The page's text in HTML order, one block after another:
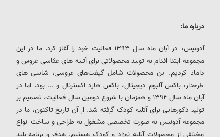
درباره ما:
آدونیس، در آبان ماه سال 1393 فعالیت خود را آغاز کرد. ما در این
مجموعه ابتدا اقدام به تولید محصولاتی برای آتلیه های عکاسی عروس و
داماد کردیم. این محصولات شامل گیفت‌های عروسی، شاسی های
طرحدار، باکس آلبوم دیجیتال، باکس هارد اکسترنال و ... بود. اما در
آبان ماه سال 1394 و همزمان با شروع دومین سال فعالیت، تصمیم بر
تولید دکورهایی برای آتلیه کودک گرفته شد. از آن تاریخ تاکنون، ما در
مجموعه آدونیس به صورت تخصصی مشغول به طراحی و ساخت انواع
مختلفی از محصولات آتلیه نوزاد و کودک هستیم. هدف و برنامه بلند